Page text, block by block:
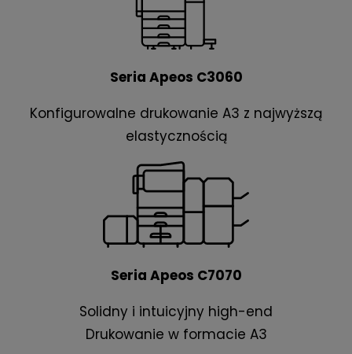
Seria Apeos C3060
Konfigurowalne drukowanie A3 z najwyższą
elastycznością
Seria Apeos C7070
Solidny i intuicyjny high-end
Drukowanie w formacie A3